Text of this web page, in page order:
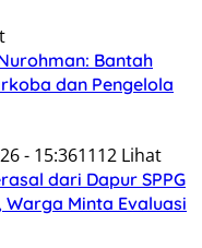
Bantah
dan Pengelola
- 15:361112 Lihat
dari Dapur SPPG
Minta Evaluasi